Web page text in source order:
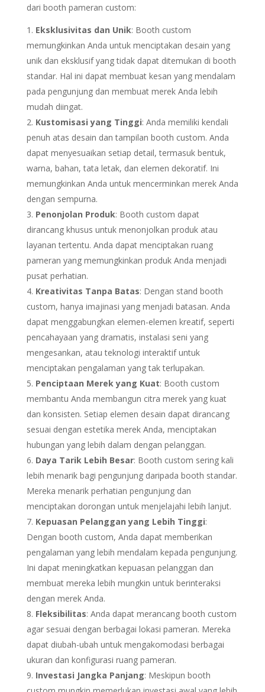
dari booth pameran custom:
Eksklusivitas dan Unik: Booth custom
memungkinkan Anda untuk menciptakan desain yang
unik dan eksklusif yang tidak dapat ditemukan di booth
standar. Hal ini dapat membuat kesan yang mendalam
pada pengunjung dan membuat merek Anda lebih
mudah diingat.
Kustomisasi yang Tinggi: Anda memiliki kendali
penuh atas desain dan tampilan booth custom. Anda
dapat menyesuaikan setiap detail, termasuk bentuk,
warna, bahan, tata letak, dan elemen dekoratif. Ini
memungkinkan Anda untuk mencerminkan merek Anda
dengan sempurna.
Penonjolan Produk: Booth custom dapat
dirancang khusus untuk menonjolkan produk atau
layanan tertentu. Anda dapat menciptakan ruang
pameran yang memungkinkan produk Anda menjadi
pusat perhatian.
Kreativitas Tanpa Batas: Dengan stand booth
custom, hanya imajinasi yang menjadi batasan. Anda
dapat menggabungkan elemen-elemen kreatif, seperti
pencahayaan yang dramatis, instalasi seni yang
mengesankan, atau teknologi interaktif untuk
menciptakan pengalaman yang tak terlupakan.
Penciptaan Merek yang Kuat: Booth custom
membantu Anda membangun citra merek yang kuat
dan konsisten. Setiap elemen desain dapat dirancang
sesuai dengan estetika merek Anda, menciptakan
hubungan yang lebih dalam dengan pelanggan.
Daya Tarik Lebih Besar: Booth custom sering kali
lebih menarik bagi pengunjung daripada booth standar.
Mereka menarik perhatian pengunjung dan
menciptakan dorongan untuk menjelajahi lebih lanjut.
Kepuasan Pelanggan yang Lebih Tinggi:
Dengan booth custom, Anda dapat memberikan
pengalaman yang lebih mendalam kepada pengunjung.
Ini dapat meningkatkan kepuasan pelanggan dan
membuat mereka lebih mungkin untuk berinteraksi
dengan merek Anda.
Fleksibilitas: Anda dapat merancang booth custom
agar sesuai dengan berbagai lokasi pameran. Mereka
dapat diubah-ubah untuk mengakomodasi berbagai
ukuran dan konfigurasi ruang pameran.
Investasi Jangka Panjang: Meskipun booth